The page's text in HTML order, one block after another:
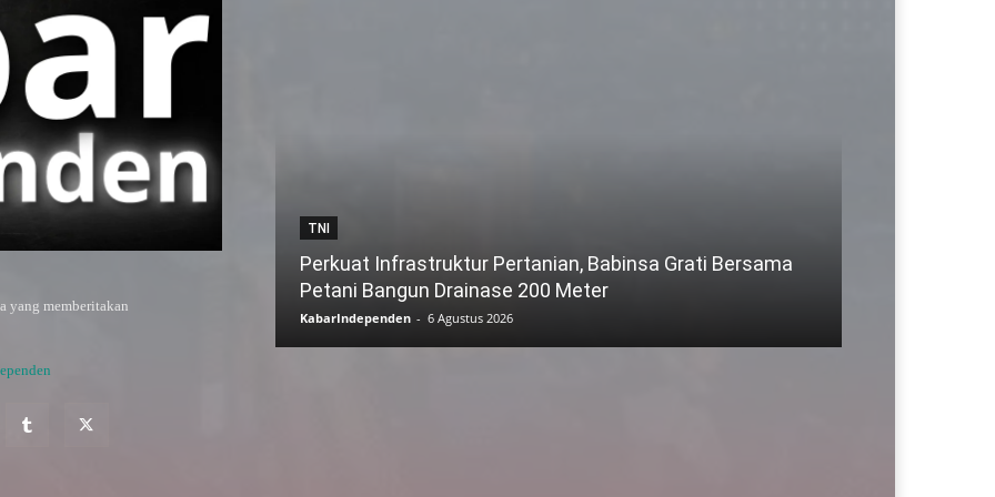
yang memberitakan
TNI
Perkuat Infrastruktur Pertanian, Babinsa Grati Bersama
Petani Bangun Drainase 200 Meter
KabarIndependen - 6 Agustus 2026